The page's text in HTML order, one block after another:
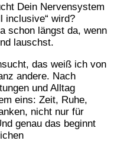
Dein Nervensystem
inclusive“ wird?
schon längst da, wenn
lauschst.
das weiß ich von
andere. Nach
und Alltag
eins: Zeit, Ruhe,
nicht nur für
genau das beginnt